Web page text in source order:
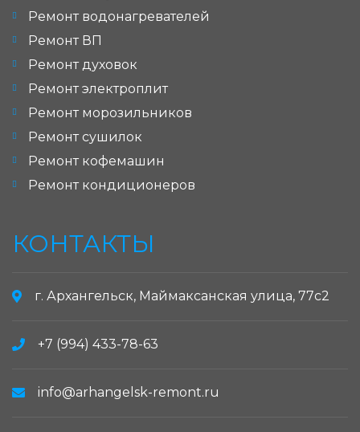
Ремонт водонагревателей
Ремонт ВП
Ремонт духовок
Ремонт электроплит
Ремонт морозильников
Ремонт сушилок
Ремонт кофемашин
Ремонт кондиционеров
КОНТАКТЫ
г. Архангельск, Маймаксанская улица, 77с2
+7 (994) 433-78-63
info@arhangelsk-remont.ru